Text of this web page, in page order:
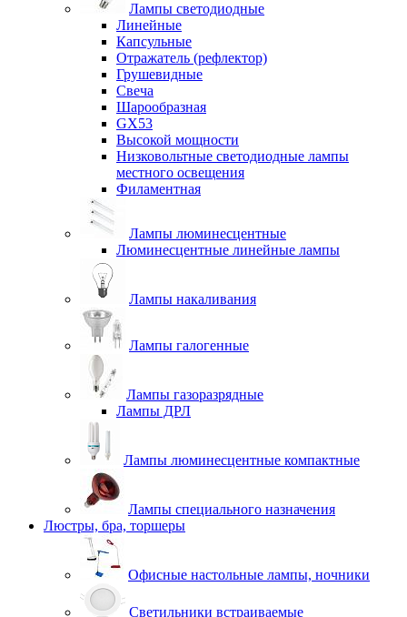
Лампы светодиодные
Линейные
Капсульные
Отражатель (рефлектор)
Грушевидные
Свеча
Шарообразная
GX53
Высокой мощности
Низковольтные светодиодные лампы
местного освещения
Филаментная
Лампы люминесцентные
Люминесцентные линейные лампы
Лампы накаливания
Лампы галогенные
Лампы газоразрядные
Лампы ДРЛ
Лампы люминесцентные компактные
Лампы специального назначения
Люстры, бра, торшеры
Офисные настольные лампы, ночники
Светильники встраиваемые